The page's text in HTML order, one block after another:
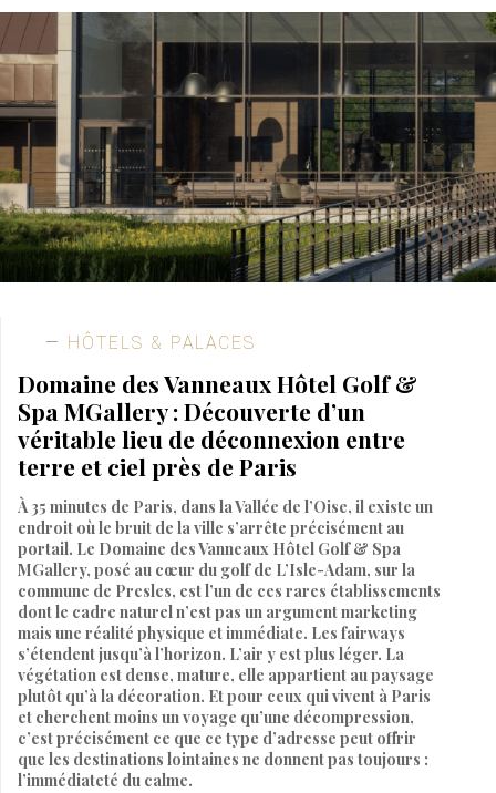
HÔTELS & PALACES
Domaine des Vanneaux Hôtel Golf &
Spa MGallery : Découverte d’un
véritable lieu de déconnexion entre
terre et ciel près de Paris
À 35 minutes de Paris, dans la Vallée de l’Oise, il existe un
endroit où le bruit de la ville s’arrête précisément au
portail. Le Domaine des Vanneaux Hôtel Golf & Spa
MGallery, posé au cœur du golf de L’Isle-Adam, sur la
commune de Presles, est l’un de ces rares établissements
dont le cadre naturel n’est pas un argument marketing
mais une réalité physique et immédiate. Les fairways
s’étendent jusqu’à l’horizon. L’air y est plus léger. La
végétation est dense, mature, elle appartient au paysage
plutôt qu’à la décoration. Et pour ceux qui vivent à Paris
et cherchent moins un voyage qu’une décompression,
c’est précisément ce que ce type d’adresse peut offrir
que les destinations lointaines ne donnent pas toujours :
l’immédiateté du calme.